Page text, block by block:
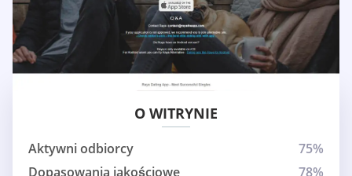
O WITRYNIE
Aktywni odbiorcy
75%
Dopasowania jakościowe
78%